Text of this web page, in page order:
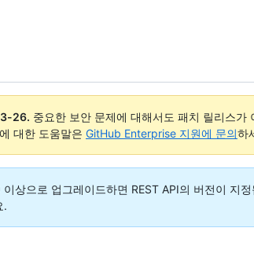
26. 중요한 보안 문제에 대해서도 패치 릴리스
대한 도움말은 GitHub Enterprise 지원에 문의하
으로 업그레이드하면 REST API의 버전이 지
.